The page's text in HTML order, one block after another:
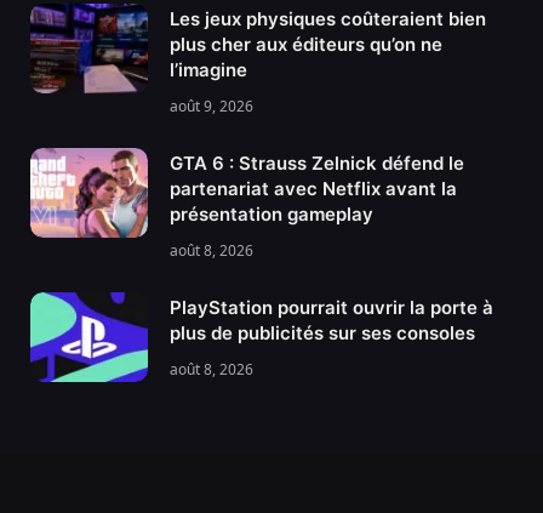
Les jeux physiques coûteraient bien
plus cher aux éditeurs qu’on ne
l’imagine
août 9, 2026
GTA 6 : Strauss Zelnick défend le
partenariat avec Netflix avant la
présentation gameplay
août 8, 2026
PlayStation pourrait ouvrir la porte à
plus de publicités sur ses consoles
août 8, 2026